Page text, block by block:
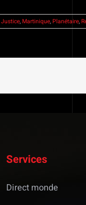
Justice, Martinique, Planétaire,
Services
Direct monde